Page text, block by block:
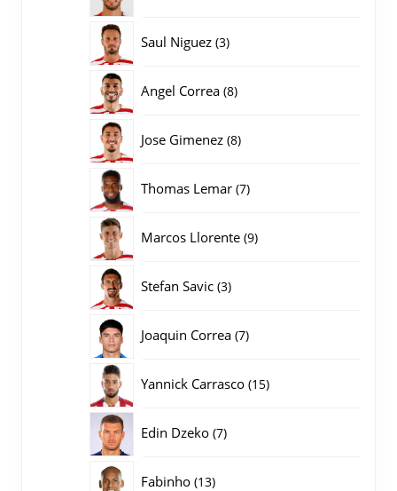
Saul Niguez 33
Angel Correa 88
Jose Gimenez 88
Thomas Lemar 77
Marcos Llorente 99
Stefan Savic 33
Joaquin Correa 77
Yannick Carrasco 1515
Edin Dzeko 77
Fabinho 1313